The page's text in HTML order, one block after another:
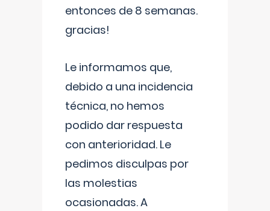
entonces de 8 semanas.
gracias!
Le informamos que,
debido a una incidencia
técnica, no hemos
podido dar respuesta
con anterioridad. Le
pedimos disculpas por
las molestias
ocasionadas. A